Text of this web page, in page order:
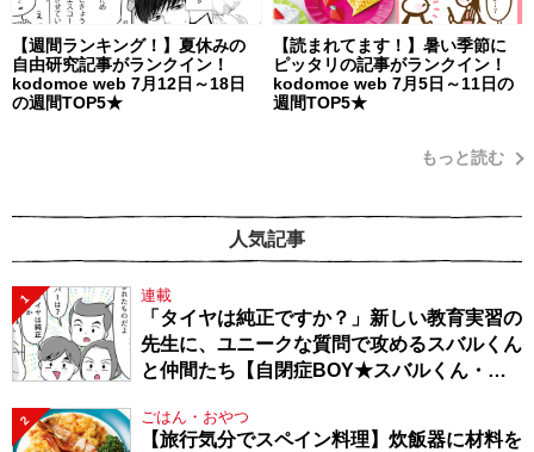
【週間ランキング！】夏休みの
自由研究記事がランクイン！
kodomoe web 7月12日～18日
の週間TOP5★
【読まれてます！】暑い季節に
ピッタリの記事がランクイン！
kodomoe web 7月5日～11日の
週間TOP5★
もっと読む
人気記事
1 連載
「タイヤは純正ですか？」新しい教育実習の
先生に、ユニークな質問で攻めるスバルくん
と仲間たち【自閉症BOY★スバルくん・
2 ごはん・おやつ
【旅行気分でスペイン料理】炊飯器に材料を